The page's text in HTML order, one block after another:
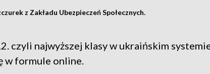
z Zakładu Ubezpieczeń Społecznych.
czyli najwyższej klasy w ukraińskim
w formule online.